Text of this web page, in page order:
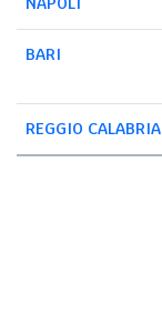
BARI
REGGIO CALABRIA